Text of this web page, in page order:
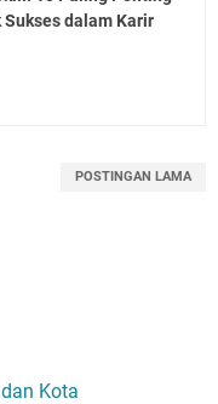
Sukses dalam Karir
POSTINGAN LAMA
Kota